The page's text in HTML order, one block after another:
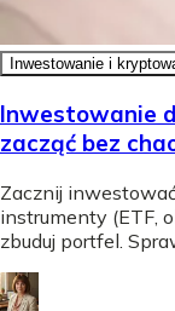
Inwestowanie i
Inwestowanie
zacząć bez
Zacznij
instrumenty (ETF,
zbuduj portfel.